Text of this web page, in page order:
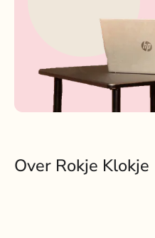
Over Rokje Klokje